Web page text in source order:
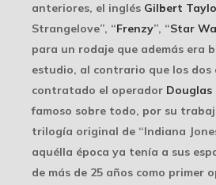
anteriores, el inglés Gilbert
Strangelove”, “Frenzy”, “Star
para un rodaje que además era
estudio, al contrario que los dos
contratado el operador Douglas
famoso sobre todo, por su
trilogía original de “Indiana
aquélla época ya tenía a sus
de más de 25 años como primer